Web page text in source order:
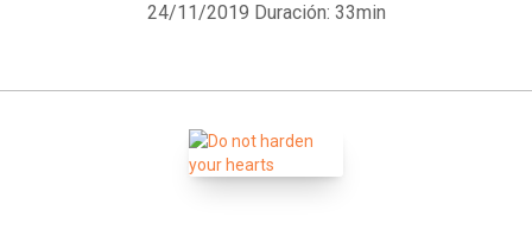
24/11/2019 Duración: 33min